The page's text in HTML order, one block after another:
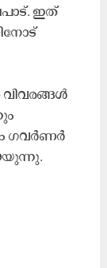
ഇത്
ഗവർണർ